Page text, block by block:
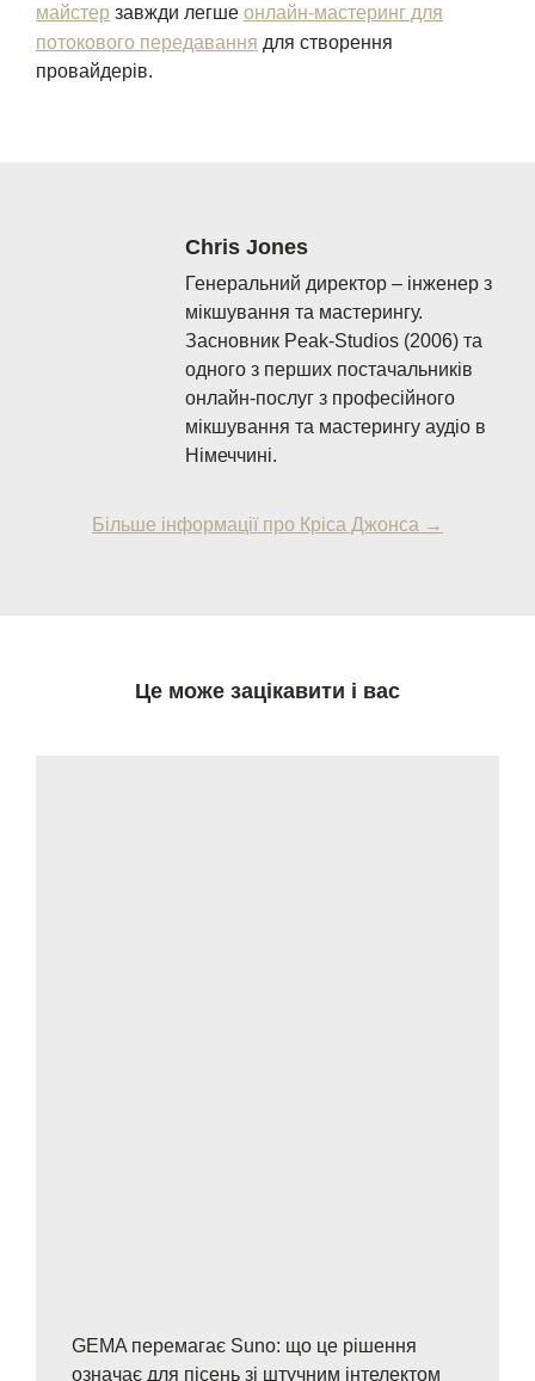
майстер завжди легше онлайн-мастеринг для
потокового передавання для створення
провайдерів.
Chris Jones
Генеральний директор – інженер з
мікшування та мастерингу.
Засновник Peak-Studios (2006) та
одного з перших постачальників
онлайн-послуг з професійного
мікшування та мастерингу аудіо в
Німеччині.
Більше інформації про Кріса Джонса →
Це може зацікавити і вас
GEMA перемагає Suno: що це рішення
означає для пісень зі штучним інтелектом